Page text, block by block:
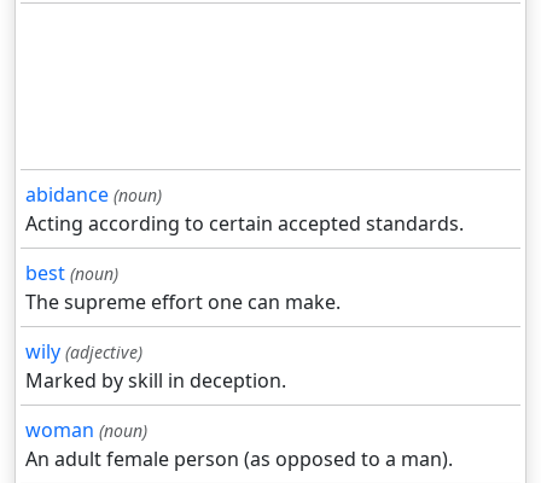
abidance (noun)
Acting according to certain accepted standards.
best (noun)
The supreme effort one can make.
wily (adjective)
Marked by skill in deception.
woman (noun)
An adult female person (as opposed to a man).